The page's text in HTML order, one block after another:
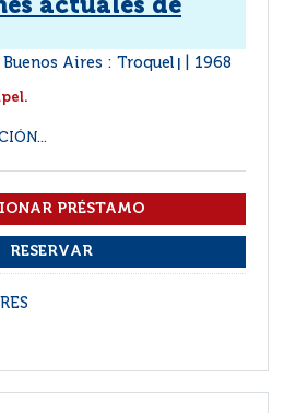
actuales de
Buenos Aires : Troquel 1968